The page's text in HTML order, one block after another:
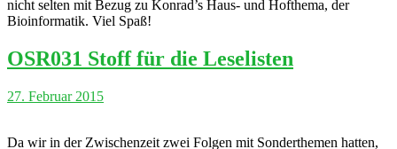
nicht selten mit Bezug zu Konrad’s Haus- und Hofthema, der
Bioinformatik. Viel Spaß!
OSR031 Stoff für die Leselisten
27. Februar 2015
Da wir in der Zwischenzeit zwei Folgen mit Sonderthemen hatten,